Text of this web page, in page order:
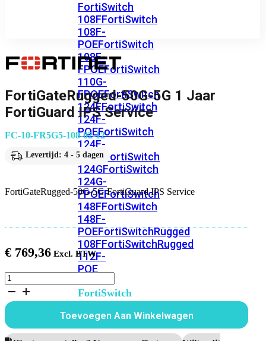
FortiSwitch
108FFortiSwitch
108F-
POEFortiSwitch
108F-
FPOEFortiSwitch
110G-
FPOEFortiSwitch
124FFortiSwitch
124F-
POEFortiSwitch
124F-
FPOE FortiSwitch
124GFortiSwitch
124G-
FPOEFortiSwitch
148FFortiSwitch
148F-
POEFortiSwitchRugged
108FFortiSwitchRugged
112F-
POE
FortiSwitch
Series
FortiGateRugged-50G-5G 1 Jaar
FortiGuard IPS Service
FC-10-FR5G5-108-02-12
Levertijd: 4 - 5 dagen
FortiGateRugged-50G-5G FortiGuard IPS Service
€ 769,36
FortiGateRugged-
50G-
1
Jaar
FortiGuard
Toevoegen Aan Winkelwagen